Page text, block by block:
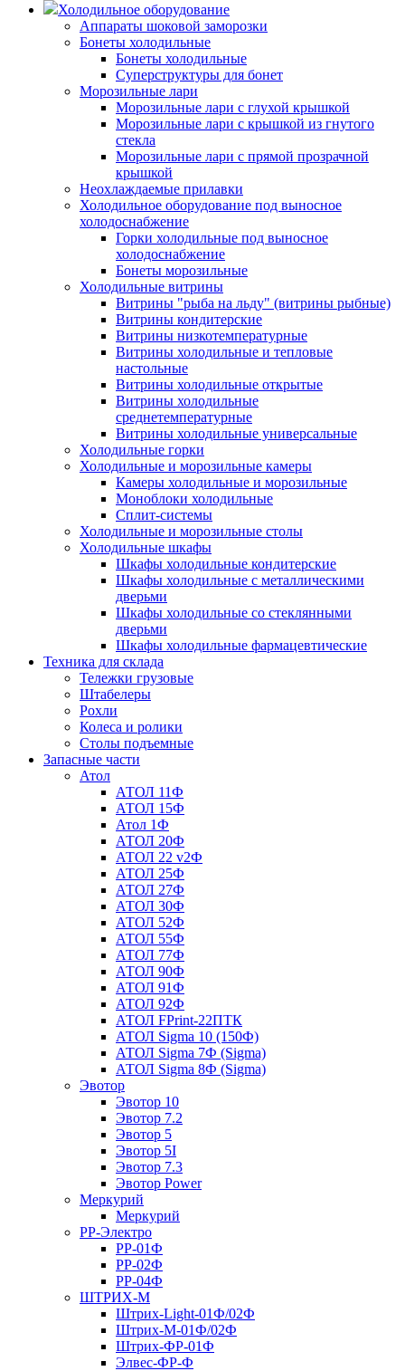
Холодильное оборудование
Аппараты шоковой заморозки
Бонеты холодильные
Бонеты холодильные
Суперструктуры для бонет
Морозильные лари
Морозильные лари с глухой крышкой
Морозильные лари с крышкой из гнутого
стекла
Морозильные лари с прямой прозрачной
крышкой
Неохлаждаемые прилавки
Холодильное оборудование под выносное
холодоснабжение
Горки холодильные под выносное
холодоснабжение
Бонеты морозильные
Холодильные витрины
Витрины "рыба на льду" (витрины рыбные)
Витрины кондитерские
Витрины низкотемпературные
Витрины холодильные и тепловые
настольные
Витрины холодильные открытые
Витрины холодильные
среднетемпературные
Витрины холодильные универсальные
Холодильные горки
Холодильные и морозильные камеры
Камеры холодильные и морозильные
Моноблоки холодильные
Сплит-системы
Холодильные и морозильные столы
Холодильные шкафы
Шкафы холодильные кондитерские
Шкафы холодильные с металлическими
дверьми
Шкафы холодильные со стеклянными
дверьми
Шкафы холодильные фармацевтические
Техника для склада
Тележки грузовые
Штабелеры
Рохли
Колеса и ролики
Столы подъемные
Запасные части
Атол
АТОЛ 11Ф
АТОЛ 15Ф
Атол 1Ф
АТОЛ 20Ф
АТОЛ 22 v2Ф
АТОЛ 25Ф
АТОЛ 27Ф
АТОЛ 30Ф
АТОЛ 52Ф
АТОЛ 55Ф
АТОЛ 77Ф
АТОЛ 90Ф
АТОЛ 91Ф
АТОЛ 92Ф
АТОЛ FPrint-22ПТК
АТОЛ Sigma 10 (150Ф)
АТОЛ Sigma 7Ф (Sigma)
АТОЛ Sigma 8Ф (Sigma)
Эвотор
Эвотор 10
Эвотор 7.2
Эвотор 5
Эвотор 5I
Эвотор 7.3
Эвотор Power
Меркурий
Меркурий
РР-Электро
РР-01Ф
РР-02Ф
РР-04Ф
ШТРИХ-М
Штрих-Light-01Ф/02Ф
Штрих-М-01Ф/02Ф
Штрих-ФР-01Ф
Элвес-ФР-Ф